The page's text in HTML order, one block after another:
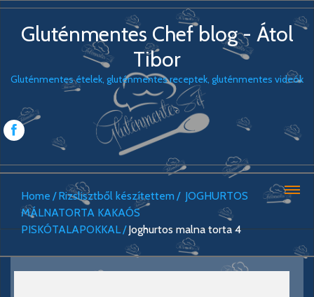
Gluténmentes Chef blog - Átol
Tibor
Gluténmentes ételek, gluténmentes receptek, gluténmentes videók
Home Rizslisztből készítettem
JOGHURTOS
MÁLNATORTA KAKAÓS
PISKÓTALAPOKKAL Joghurtos malna torta 4